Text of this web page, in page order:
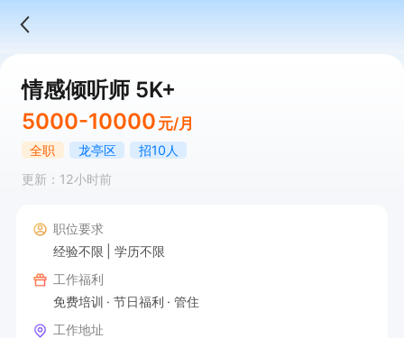
情感倾听师 5K+
5000-10000 元/月
全职 龙亭区
招10人
更新：12小时前
职位要求
经验不限
学历不限
工作福利
免费培训
节日福利
管住
工作地址